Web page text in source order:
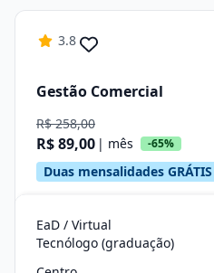
3.8
Gestão Comercial
R$ 258,00
R$ 89,00 | mês -65%
Duas mensalidades GRÁTIS
EaD / Virtual
Tecnólogo (graduação)